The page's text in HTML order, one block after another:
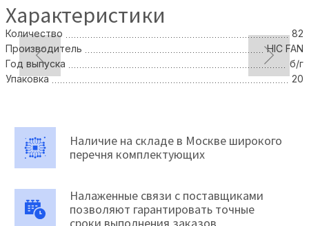
Характеристики
Количество
82
Производитель
HIC FAN
Год выпуска
б/г
Упаковка
20
Наличие на складе в Москве широкого
перечня комплектующих
Налаженные связи с поставщиками
позволяют гарантировать точные
сроки выполнения заказов